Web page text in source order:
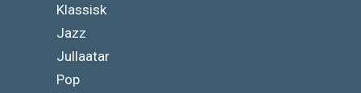
Klassisk
Jazz
Jullaatar
Pop